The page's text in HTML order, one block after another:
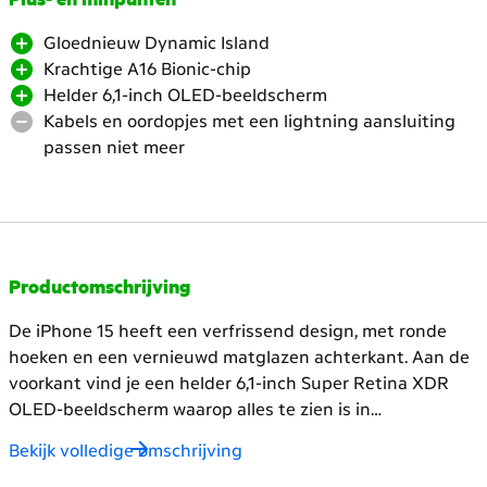
beneden.
Heropen
de
headings
Gloednieuw Dynamic Island
Krachtige A16 Bionic-chip
Helder 6,1-inch OLED-beeldscherm
Kabels en oordopjes met een lightning aansluiting
passen niet meer
Productomschrijving
De iPhone 15 heeft een verfrissend design, met ronde
hoeken en een vernieuwd matglazen achterkant. Aan de
voorkant vind je een helder 6,1-inch Super Retina XDR
OLED-beeldscherm waarop alles te zien is in
verbluffende kwaliteit. De geavanceerde A16 chip zorgt
voor razendsnelle prestaties en soepel scrollen, zelfs bij
Bekijk volledige omschrijving